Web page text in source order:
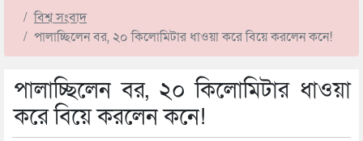
বিশ্ব সংবাদ
পালাচ্ছিলেন বর, ২০ কিলোমিটার ধাওয়া করে বিয়ে করলেন কনে!
পালাচ্ছিলেন বর, ২০ কিলোমিটার ধাওয়া
করে বিয়ে করলেন কনে!